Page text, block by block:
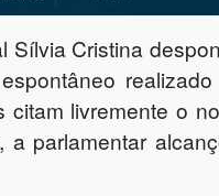
Sílvia Cristina
livremente o
parlamentar